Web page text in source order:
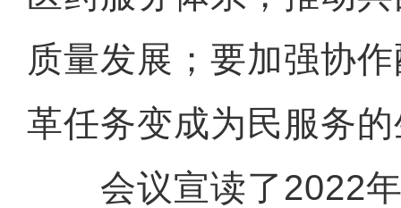
质量发展；要加强协
革任务变成为民服务
会议宣读了2022年